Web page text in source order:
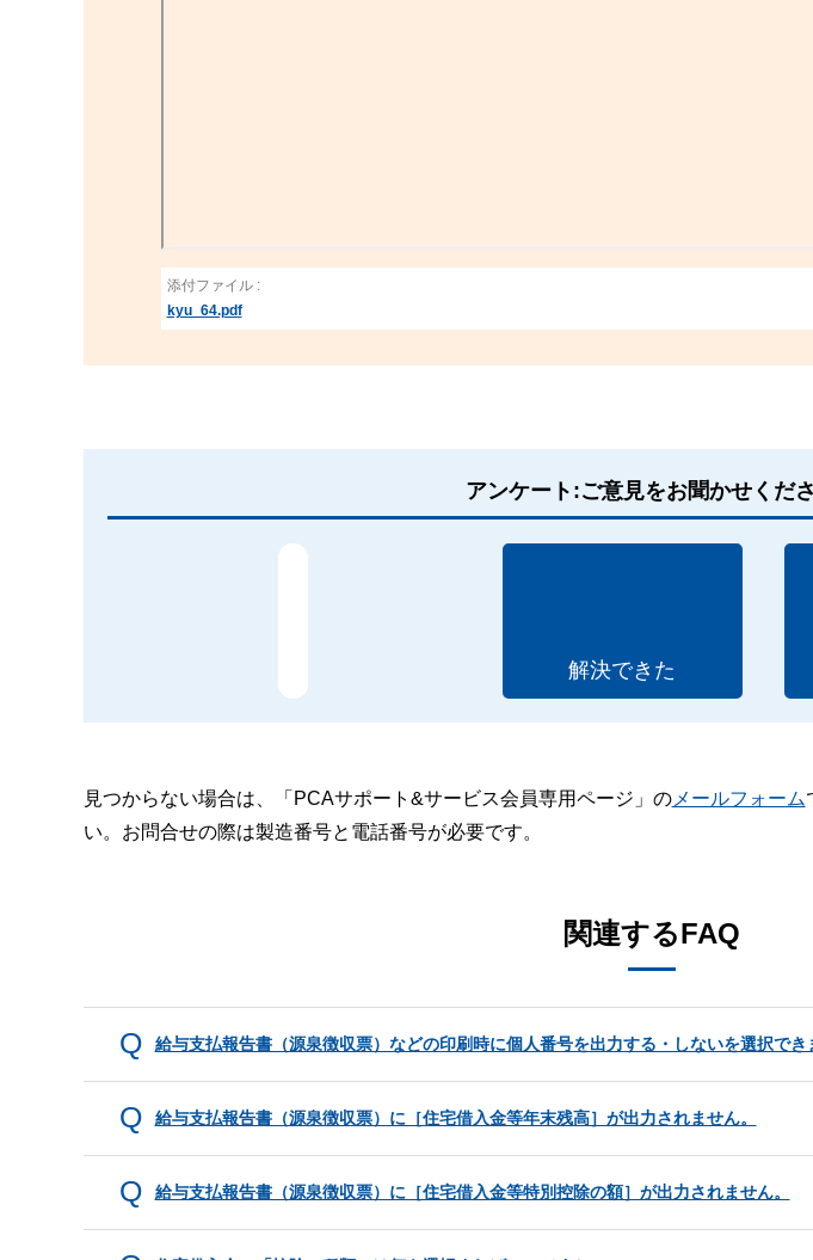
添付ファイル :
kyu_64.pdf
アンケート:ご意見をお聞かせくだ
解決できた
見つからない場合は、「PCAサポート&サービス会員専用ページ」のメールフォーム
い。お問合せの際は製造番号と電話番号が必要です。
関連するFAQ
給与支払報告書（源泉徴収票）などの印刷時に個人番号を出力する・しないを選択でき
給与支払報告書（源泉徴収票）に［住宅借入金等年末残高］が出力されません。
給与支払報告書（源泉徴収票）に［住宅借入金等特別控除の額］が出力されません。